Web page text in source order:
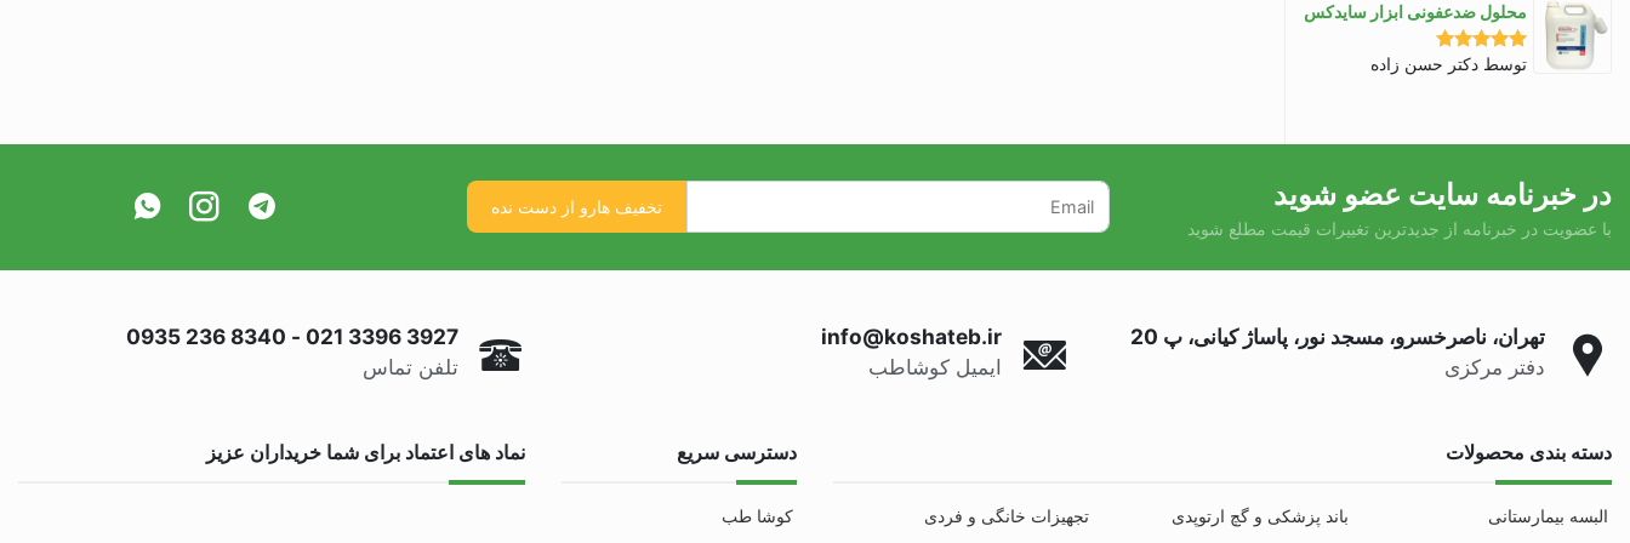
محلول ضدعفونی ابزار سایدکس
نمره 5از 5
توسط دکتر حسن زاده
در خبرنامه سایت عضو شوید
با عضویت در خبرنامه از جدیدترین تغییرات قیمت مطلع شوید
تهران، ناصرخسرو، مسجد نور، پاساژ کیانی، پ 20
دفتر مرکزی
info@koshateb.ir
ایمیل کوشاطب
021 3396 3927
-
0935 236 8340
تلفن تماس
دسته بندی محصولات
البسه بیمارستانی باند پزشکی و گچ ارتوپدی تجهیزات خانگی و فردی
دسترسی سریع
کوشا طب
نماد های اعتماد برای شما خریداران عزیز